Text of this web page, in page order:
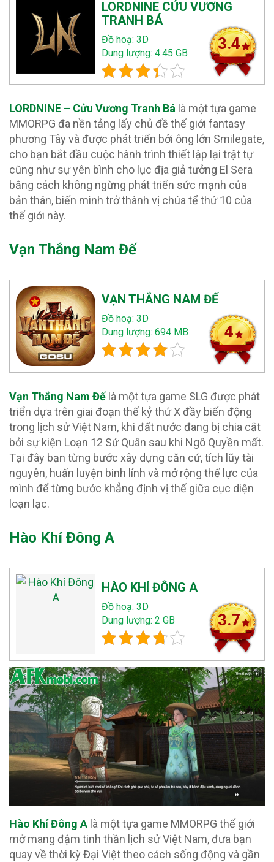
LORDNINE CỬU VƯƠNG
TRANH BÁ
Đồ hoạ: 3D
Dung lượng: 4.45 GB
3.4
LORDNINE – Cửu Vương Tranh Bá là một tựa game
MMORPG đa nền tảng lấy chủ đề thế giới fantasy
phương Tây và được phát triển bởi ông lớn Smilegate,
cho bạn bắt đầu cuộc hành trình thiết lập lại trật tự
cũng như sự yên bình cho lục địa giả tưởng El Sera
bằng cách không ngừng phát triển sức mạnh của
bản thân, biến mình trở thành vị chúa tể thứ 10 của
thế giới này.
Vạn Thắng Nam Đế
VẠN THẮNG NAM ĐẾ
Đồ hoạ: 3D
Dung lượng: 694 MB
4
Vạn Thắng Nam Đế là một tựa game SLG được phát
triển dựa trên giai đoạn thế kỷ thứ X đầy biến động
trong lịch sử Việt Nam, khi đất nước đang bị chia cắt
bởi sự kiện Loạn 12 Sứ Quân sau khi Ngô Quyền mất.
Tại đây bạn từng bước xây dựng căn cứ, tích lũy tài
nguyên, huấn luyện binh lính và mở rộng thế lực của
mình để từng bước khẳng định vị thế giữa cục diện
loạn lạc.
Hào Khí Đông A
HÀO KHÍ ĐÔNG A
Đồ hoạ: 3D
Dung lượng: 2 GB
3.7
Hào Khí Đông A là một tựa game MMORPG thế giới
mở mang đậm tinh thần lịch sử Việt Nam, đưa bạn
quay về thời kỳ Đại Việt theo cách sống động và gần